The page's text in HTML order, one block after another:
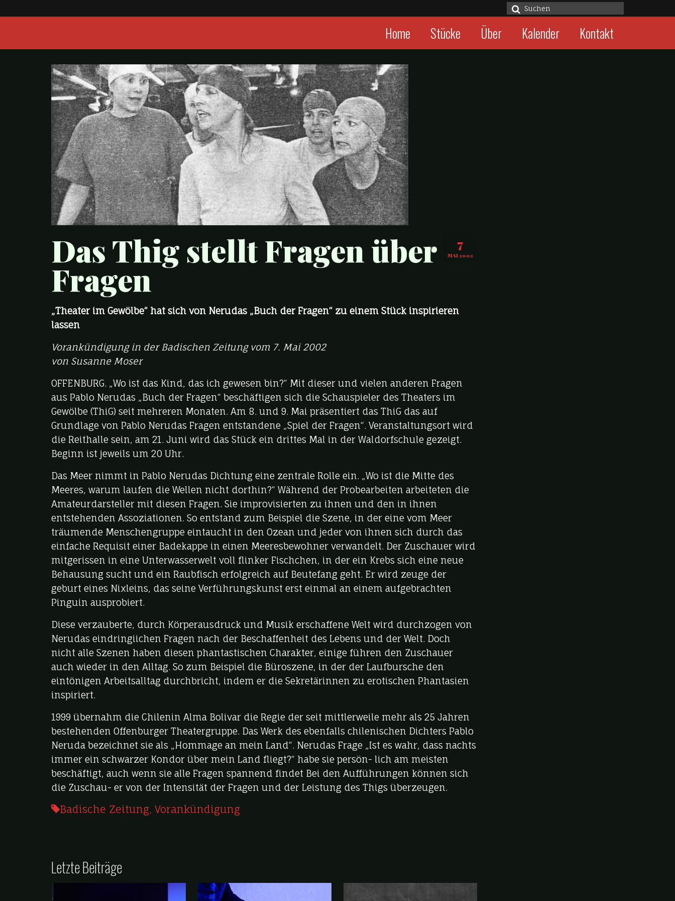
Suche
Home Stücke Über Kalender Kontakt
7
MAI 2002
Das Thig stellt Fragen über
Fragen
„Theater im Gewölbe“ hat sich von Nerudas „Buch der Fragen“ zu einem Stück inspirieren
lassen
Vorankündigung in der Badischen Zeitung vom 7. Mai 2002
von Susanne Moser
OFFENBURG. „Wo ist das Kind, das ich gewesen bin?“ Mit dieser und vielen anderen Fragen
aus Pablo Nerudas „Buch der Fragen“ beschäftigen sich die Schauspieler des Theaters im
Gewölbe (ThiG) seit mehreren Monaten. Am 8. und 9. Mai präsentiert das ThiG das auf
Grundlage von Pablo Nerudas Fragen entstandene „Spiel der Fragen“. Veranstaltungsort wird
die Reithalle sein, am 21. Juni wird das Stück ein drittes Mal in der Waldorfschule gezeigt.
Beginn ist jeweils um 20 Uhr.
Das Meer nimmt in Pablo Nerudas Dichtung eine zentrale Rolle ein. „Wo ist die Mitte des
Meeres, warum laufen die Wellen nicht dorthin?“ Während der Probearbeiten arbeiteten die
Amateurdarsteller mit diesen Fragen. Sie improvisierten zu ihnen und den in ihnen
entstehenden Assoziationen. So entstand zum Beispiel die Szene, in der eine vom Meer
träumende Menschengruppe eintaucht in den Ozean und jeder von ihnen sich durch das
einfache Requisit einer Badekappe in einen Meeresbewohner verwandelt. Der Zuschauer wird
mitgerissen in eine Unterwasserwelt voll flinker Fischchen, in der ein Krebs sich eine neue
Behausung sucht und ein Raubfisch erfolgreich auf Beutefang geht. Er wird zeuge der
geburt eines Nixleins, das seine Verführungskunst erst einmal an einem aufgebrachten
Pinguin ausprobiert.
Diese verzauberte, durch Körperausdruck und Musik erschaffene Welt wird durchzogen von
Nerudas eindringiichen Fragen nach der Beschaffenheit des Lebens und der Welt. Doch
nicht alle Szenen haben diesen phantastischen Charakter, einige führen den Zuschauer
auch wieder in den Alltag. So zum Beispiel die Büroszene, in der der Laufbursche den
eintönigen Arbeitsalltag durchbricht, indem er die Sekretärinnen zu erotischen Phantasien
inspiriert.
1999 übernahm die Chilenin Alma Bolivar die Regie der seit mittlerweile mehr als 25 Jahren
bestehenden Offenburger Theatergruppe. Das Werk des ebenfalls chilenischen Dichters Pablo
Neruda bezeichnet sie als „Hommage an mein Land“. Nerudas Frage „Ist es wahr, dass nachts
immer ein schwarzer Kondor über mein Land fliegt?“ habe sie persön- lich am meisten
beschäftigt, auch wenn sie alle Fragen spannend findet Bei den Aufführungen können sich
die Zuschau- er von der Intensität der Fragen und der Leistung des Thigs überzeugen.
Badische Zeitung, Vorankündigung
Letzte Beiträge